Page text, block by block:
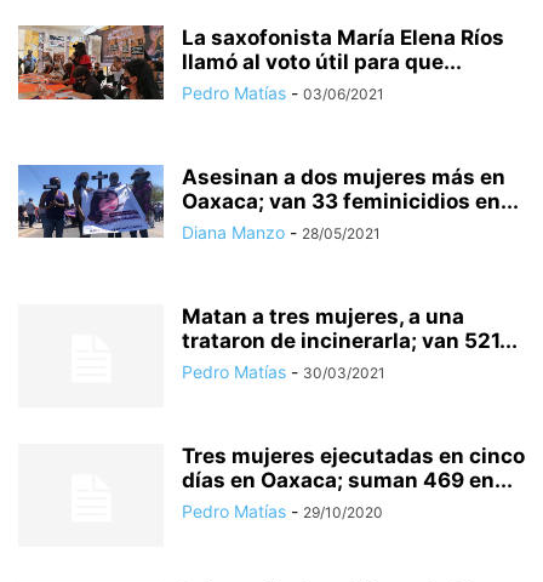
La saxofonista María Elena Ríos
llamó al voto útil para que...
Pedro Matías - 03/06/2021
Asesinan a dos mujeres más en
Oaxaca; van 33 feminicidios en...
Diana Manzo - 28/05/2021
Matan a tres mujeres, a una
trataron de incinerarla; van 521...
Pedro Matías - 30/03/2021
Tres mujeres ejecutadas en cinco
días en Oaxaca; suman 469 en...
Pedro Matías - 29/10/2020